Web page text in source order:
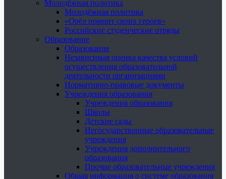
Молодёжная политика
Молодёжная политика
«Орёл помнит своих героев»
Российские студенческие отряды
Образование
Образование
Независимая оценка качества условий
осуществления образовательной
деятельности организациями
Нормативно-правовые документы
Учреждения образования
Учреждения образования
Школы
Детские сады
Негосударственные образовательные
учреждения
Учреждения дополнительного
образования
Прочие образовательные учреждения
Общая информация о системе образования